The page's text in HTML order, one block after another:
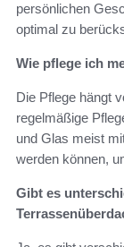
persönlichen
optimal zu
Wie pflege ich
Die Pflege hängt
regelmäßige
und Glas meist
werden können,
Gibt es